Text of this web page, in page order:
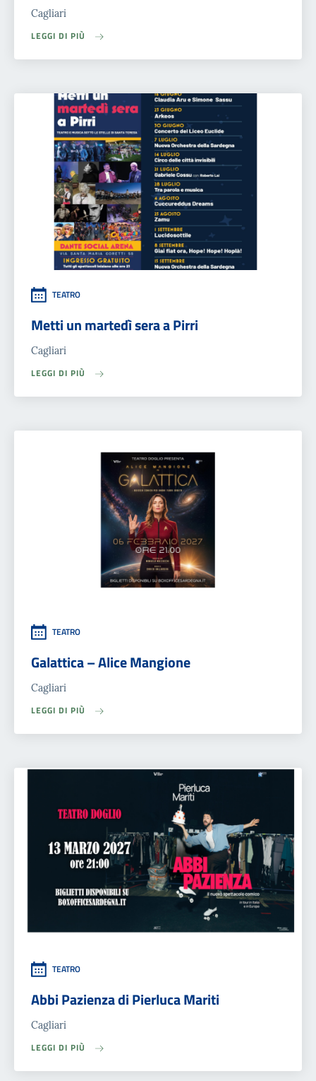
Cagliari
LEGGI DI PIÙ
TEATRO
Metti un martedì sera a Pirri
Cagliari
LEGGI DI PIÙ
TEATRO
Galattica – Alice Mangione
Cagliari
LEGGI DI PIÙ
TEATRO
Abbi Pazienza di Pierluca Mariti
Cagliari
LEGGI DI PIÙ